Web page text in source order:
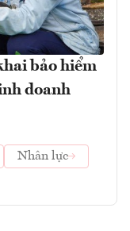
bảo hiểm
doanh
Nhân lực